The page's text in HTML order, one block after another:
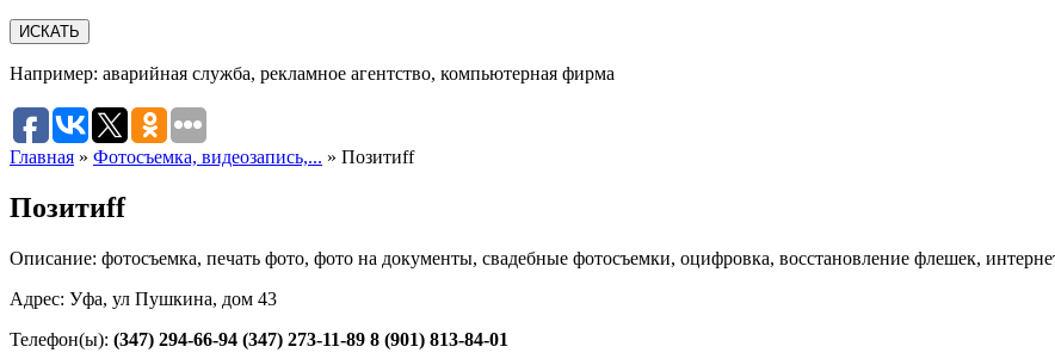
Например: аварийная служба, рекламное агентство, компьютерная фирма
Главная » Фотосъемка, видеозапись,... » Позитиff
Позитиff
Описание: фотосъемка, печать фото, фото на документы, свадебные фотосъемки, оцифровка, восстановление флешек,
Адрес: Уфа, ул Пушкина, дом 43
Телефон(ы): (347) 294-66-94 (347) 273-11-89 8 (901) 813-84-01